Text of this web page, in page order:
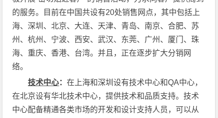
的服务。目前在中国共设有20处销售网点，其中包括上
海、深圳、北京、大连、天津、青岛、南京、合肥、苏
州、杭州、宁波、西安、武汉、东莞、广州、厦门、珠
海、重庆、香港、台湾。并且，正在逐步扩大分销网
络。
技术中心：在上海和深圳设有技术中心和QA中心，
在北京设有华北技术中心，提供技术和品质支持。技术
中心配备精通各类市场的开发和设计支持人员，可以从